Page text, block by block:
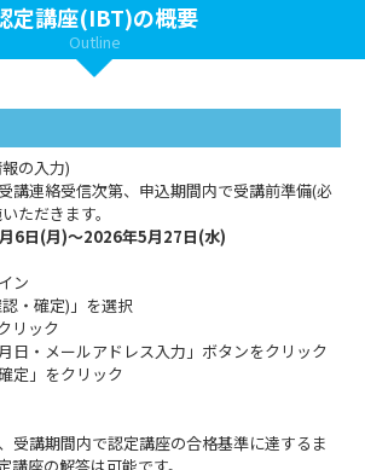
定講座(IBT)の概要
Outline
の入力)
講連絡受信次第、申込期間内で受講前準備(必
ただきます。
6日(月)～2026年5月27日(水)
ン
・確定)」を選択
リック
日・メールアドレス入力」ボタンをクリック
定」をクリック
受講期間内で認定講座の合格基準に達するま